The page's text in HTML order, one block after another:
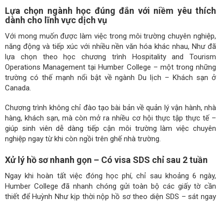
Lựa chọn ngành học đúng đắn với niềm yêu thích
dành cho lĩnh vực dịch vụ
Với mong muốn được làm việc trong môi trường chuyên nghiệp,
năng động và tiếp xúc với nhiều nền văn hóa khác nhau, Như đã
lựa chọn theo học chương trình Hospitality and Tourism
Operations Management tại Humber College – một trong những
trường có thế mạnh nổi bật về ngành Du lịch – Khách sạn ở
Canada.
Chương trình không chỉ đào tạo bài bản về quản lý vận hành, nhà
hàng, khách sạn, mà còn mở ra nhiều cơ hội thực tập thực tế –
giúp sinh viên dễ dàng tiếp cận môi trường làm việc chuyên
nghiệp ngay từ khi còn ngồi trên ghế nhà trường.
Xử lý hồ sơ nhanh gọn – Có visa SDS chỉ sau 2 tuần
Ngay khi hoàn tất việc đóng học phí, chỉ sau khoảng 6 ngày,
Humber College đã nhanh chóng gửi toàn bộ các giấy tờ cần
thiết để Huỳnh Như kịp thời nộp hồ sơ theo diện SDS – sát ngay